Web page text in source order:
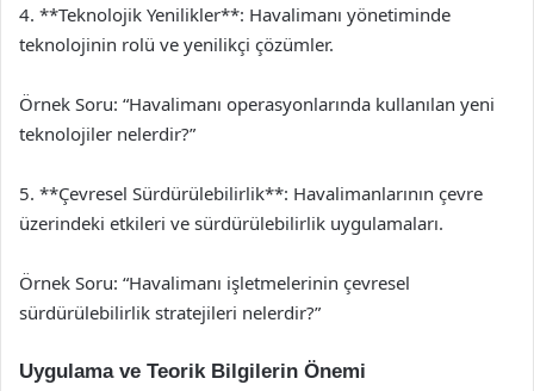
4. **Teknolojik Yenilikler**: Havalimanı yönetiminde
teknolojinin rolü ve yenilikçi çözümler.
Örnek Soru: “Havalimanı operasyonlarında kullanılan yeni
teknolojiler nelerdir?”
5. **Çevresel Sürdürülebilirlik**: Havalimanlarının çevre
üzerindeki etkileri ve sürdürülebilirlik uygulamaları.
Örnek Soru: “Havalimanı işletmelerinin çevresel
sürdürülebilirlik stratejileri nelerdir?”
Uygulama ve Teorik Bilgilerin Önemi